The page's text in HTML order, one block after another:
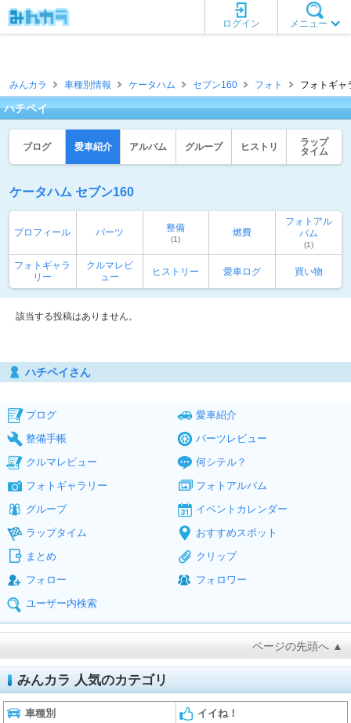
メニュー
ログイン
みんカラ 車種別情報 ケータハム セブン160 フォト フォトギャ
ハチペイ
ブログ 愛車紹介 アルバム グループ ヒストリ
ラップ
タイム
ケータハム セブン160
プロフィール パーツ 整備
(1)
燃費
フォトアル
バム
(1)
フォトギャラ
リー
クルマレビ
ュー
ヒストリー 愛車ログ 買い物
該当する投稿はありません。
ハチペイさん
ブログ
愛車紹介
整備手帳
パーツレビュー
クルマレビュー
何シテル？
フォトギャラリー
フォトアルバム
グループ
イベントカレンダー
ラップタイム
おすすめスポット
まとめ
クリップ
フォロー
フォロワー
ユーザー内検索
ページの先頭へ ▲
みんカラ 人気のカテゴリ
車種別 イイね！